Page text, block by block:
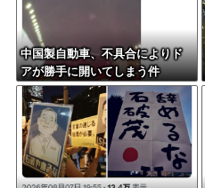
中国製自動車、不具合によりド
アが勝手に開いてしまう件